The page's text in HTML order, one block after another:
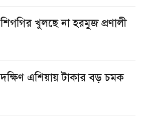
শিগগির খুলছে না হরমুজ প্রণালী
দক্ষিণ এশিয়ায় টাকার বড় চমক